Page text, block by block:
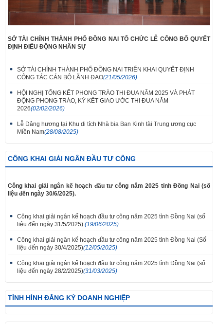
SỞ TÀI CHÍNH THÀNH PHỐ ĐỒNG NAI TỔ CHỨC LỄ CÔNG BỐ QUYẾT
ĐỊNH ĐIỀU ĐỘNG NHÂN SỰ
SỞ TÀI CHÍNH THÀNH PHỐ ĐỒNG NAI TRIỂN KHAI QUYẾT ĐỊNH
CÔNG TÁC CÁN BỘ LÃNH ĐẠO(21/05/2026)
HỘI NGHỊ TỔNG KẾT PHONG TRÀO THI ĐUA NĂM 2025 VÀ PHÁT
ĐỘNG PHONG TRÀO, KÝ KẾT GIAO ƯỚC THI ĐUA NĂM
2026(02/02/2026)
Lễ Dâng hương tại Khu di tích Nhà bia Ban Kinh tài Trung ương cục
Miền Nam(28/08/2025)
CÔNG KHAI GIẢI NGÂN ĐẦU TƯ CÔNG
Công khai giải ngân kế hoạch đầu tư công năm 2025 tỉnh Đồng Nai (số
liệu đến ngày 30/6/2025).
Công khai giải ngân kế hoạch đầu tư công năm 2025 tỉnh Đồng Nai (số
liệu đến ngày 31/5/2025). (19/06/2025)
Công khai giải ngân kế hoạch đầu tư công năm 2025 tỉnh Đồng Nai (Số
liệu đến ngày 30/4/2025)(12/05/2025)
Công khai giải ngân kế hoạch đầu tư công năm 2025 tỉnh Đồng Nai (số
liệu đến ngày 28/2/2025)(31/03/2025)
TÌNH HÌNH ĐĂNG KÝ DOANH NGHIỆP